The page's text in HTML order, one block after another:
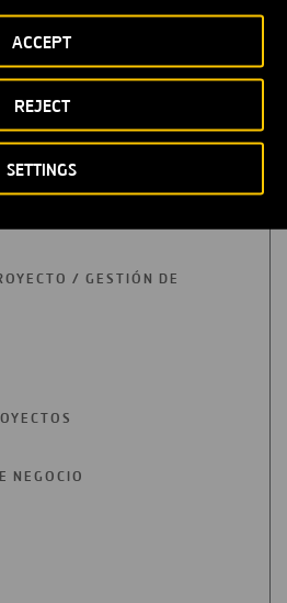
SETTINGS
REJECT
ACCEPT
/ GESTIÓN DE
NEGOCIO